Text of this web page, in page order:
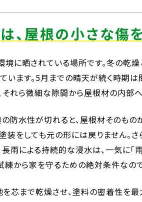
、屋根の小さな傷
に晒されている場所です。冬の乾
います。5月までの晴天が続く時期
それら微細な隙間から屋根材の内部
防水性が切れると、屋根材そのもの
装をしても元の形には戻りません。
長雨による持続的な浸水は、一気に「
練から家を守るための絶対条件なので
芯まで乾燥させ、塗料の密着性を最